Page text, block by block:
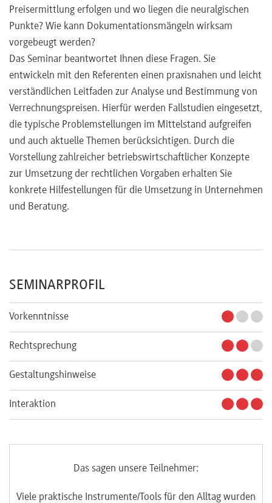
Preisermittlung erfolgen und wo liegen die neuralgischen
Punkte? Wie kann Dokumentationsmängeln wirksam
vorgebeugt werden?
Das Seminar beantwortet Ihnen diese Fragen. Sie
entwickeln mit den Referenten einen praxisnahen und leicht
verständlichen Leitfaden zur Analyse und Bestimmung von
Verrechnungspreisen. Hierfür werden Fallstudien eingesetzt,
die typische Problemstellungen im Mittelstand aufgreifen
und auch aktuelle Themen berücksichtigen. Durch die
Vorstellung zahlreicher betriebswirtschaftlicher Konzepte
zur Umsetzung der rechtlichen Vorgaben erhalten Sie
konkrete Hilfestellungen für die Umsetzung in Unternehmen
und Beratung.
SEMINARPROFIL
Vorkenntnisse
Rechtsprechung
Gestaltungshinweise
Interaktion
Das sagen unsere Teilnehmer:
Viele praktische Instrumente/Tools für den Alltag wurden